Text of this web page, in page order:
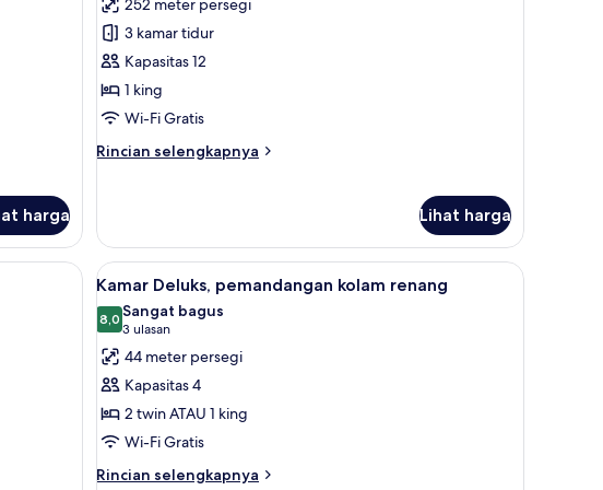
harga
untuk
Vila,
3
kamar
tidur
252 meter persegi
3 kamar tidur
Kapasitas 12
1 king
Wi-Fi Gratis
Rincian selengkapnya
Rincian
kamar
tidur
Lihat harga
gunung | Selimut bulu angsa, minibar, brankas, dan meja kerja
Lihat
semua
foto
untuk
Kamar
Deluks,
pemandangan
kolam
renang
Selimut bulu angsa, minibar, brankas, dan
6
Kamar Deluks, pemandangan kolam renang
8,08,0 dari 10
Sangat bagus
3 ulasan
(3
ulasan)
44 meter persegi
Kapasitas 4
2 twin ATAU 1 king
Wi-Fi Gratis
Rincian selengkapnya
Rincian